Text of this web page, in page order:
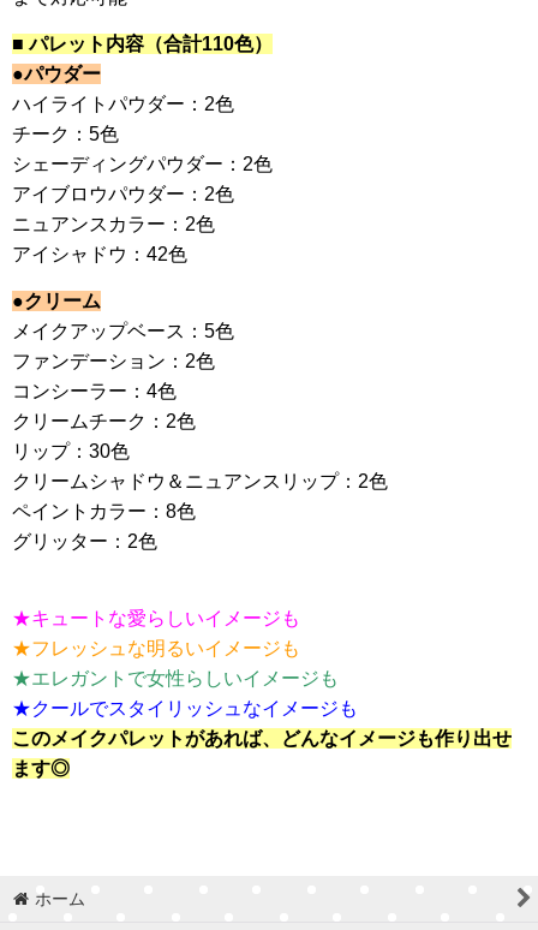
■ パレット内容（合計110色）
●パウダー
ハイライトパウダー：2色
チーク：5色
シェーディングパウダー：2色
アイブロウパウダー：2色
ニュアンスカラー：2色
アイシャドウ：42色
●クリーム
メイクアップベース：5色
ファンデーション：2色
コンシーラー：4色
クリームチーク：2色
リップ：30色
クリームシャドウ＆ニュアンスリップ：2色
ペイントカラー：8色
グリッター：2色
★キュートな愛らしいイメージも
★フレッシュな明るいイメージも
★エレガントで女性らしいイメージも
★クールでスタイリッシュなイメージも
このメイクパレットがあれば、どんなイメージも作り出せ
ます◎
ホーム